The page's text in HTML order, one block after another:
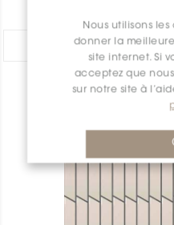
Nous utilisons
donner la
site internet. Si
acceptez que
sur notre site à
PARTAGER:
APERÇU DES